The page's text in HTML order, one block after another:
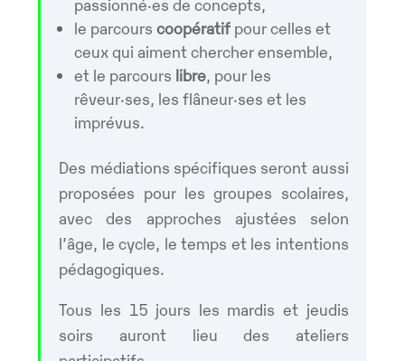
le parcourscoopératif pour celles et
ceux qui aiment chercher ensemble,
et le parcours libre, pour les
rêveur·ses, les flâneur·ses et les
imprévus.
Des médiations spécifiques seront aussi
proposées pour les groupes scolaires,
avec des approches ajustées selon
l’âge, le cycle, le temps et les intentions
pédagogiques.
Tous les 15 jours les mardis et jeudis
soirs auront lieu des ateliers